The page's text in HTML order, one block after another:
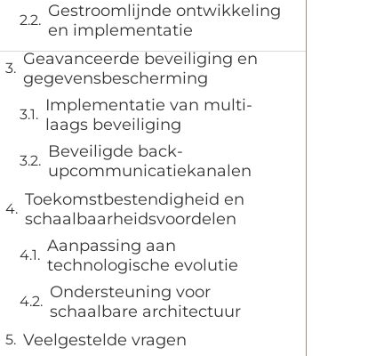
Gestroomlijnde ontwikkeling
en implementatie
Geavanceerde beveiliging en
gegevensbescherming
Implementatie van multi-
laags beveiliging
Beveiligde back-
upcommunicatiekanalen
Toekomstbestendigheid en
schaalbaarheidsvoordelen
Aanpassing aan
technologische evolutie
Ondersteuning voor
schaalbare architectuur
Veelgestelde vragen